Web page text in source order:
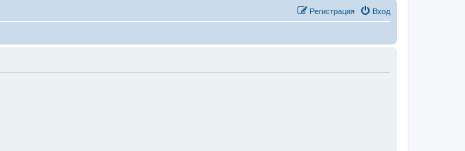
Вход
Регистрация